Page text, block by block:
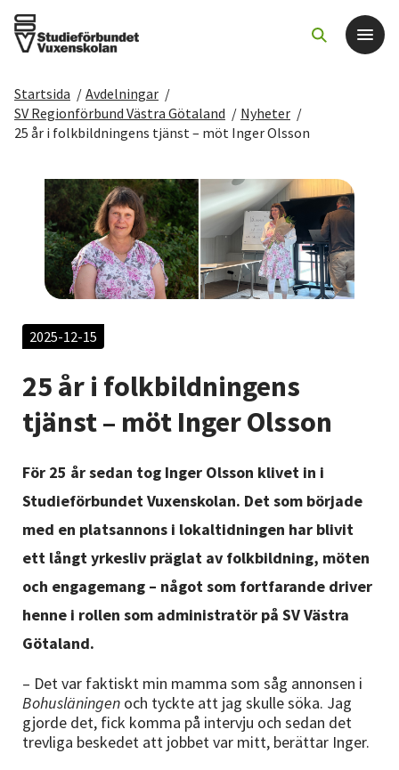
Det här gör vi
Sök kurser och evenemang
Om SV
Nyheter
Lyssna
Startsida / Avdelningar /
SV Regionförbund Västra Götaland / Nyheter /
25 år i folkbildningens tjänst – möt Inger Olsson
2025-12-15
25 år i folkbildningens
tjänst – möt Inger Olsson
För 25 år sedan tog Inger Olsson klivet in i
Studieförbundet Vuxenskolan. Det som började
med en platsannons i lokaltidningen har blivit
ett långt yrkesliv präglat av folkbildning, möten
och engagemang – något som fortfarande driver
henne i rollen som administratör på SV Västra
Götaland.
– Det var faktiskt min mamma som såg annonsen i
Bohusläningen och tyckte att jag skulle söka. Jag
gjorde det, fick komma på intervju och sedan det
trevliga beskedet att jobbet var mitt, berättar Inger.